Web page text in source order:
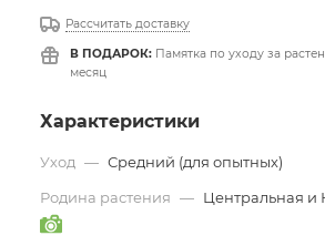
Рассчитать доставку
В ПОДАРОК: Памятка по уходу за
месяц
Характеристики
Уход — Средний (для опытных)
Родина растения — Центральная